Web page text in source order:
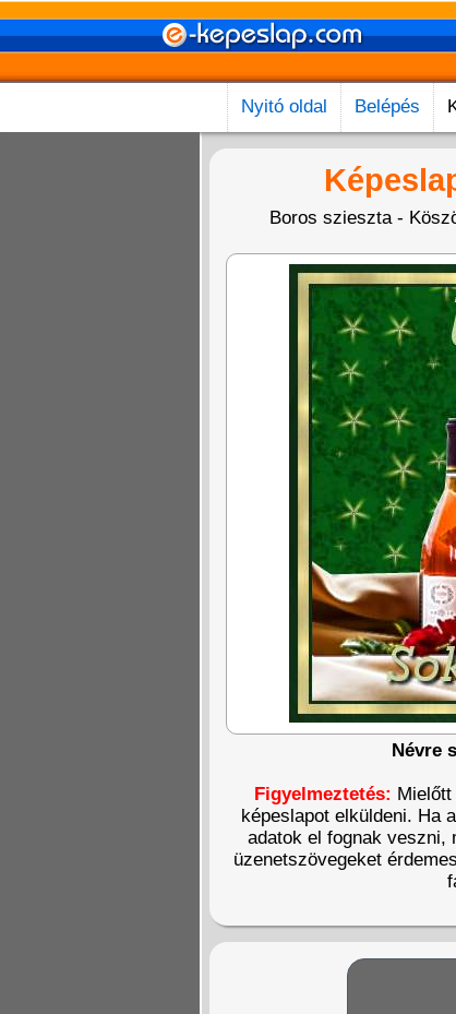
Nyitó oldal Belépés
Boros szieszta -
Névre
Figyelmeztetés:
képeslapot elküldeni. Ha
adatok el fognak veszni,
üzenetszövegeket